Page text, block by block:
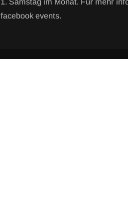
facebook events.